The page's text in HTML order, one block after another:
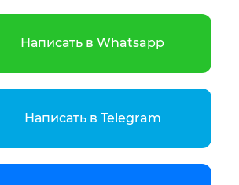
Написать в Whatsapp
Написать в Telegram